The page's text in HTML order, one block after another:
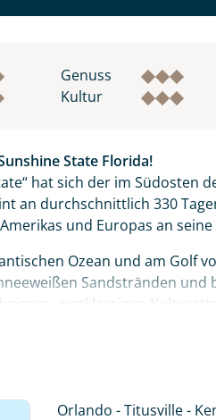
Genuss
Kultur
State Florida!
hat sich der im Südosten
an durchschnittlich 330
und Europas an
Ozean und am Golf
Sandstränden und
erstklassigen
bei einem Besuch im
Orlando - Titusville -